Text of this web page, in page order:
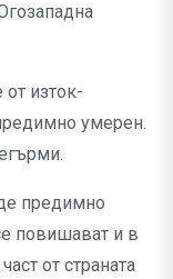
изток-
умерен.
предимно
повишават и в
от страната